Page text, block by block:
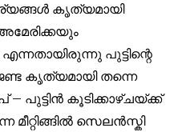
of
be part of the
address on our website
Don't worry, we respect
കൃത്യമായി
പുട്ടിന്റെ
കൃത്യമായി തന്നെ
– പുട്ടിൻ കൂടിക്കാഴ്ചയ്ക്ക്
സെലൻസ്കി